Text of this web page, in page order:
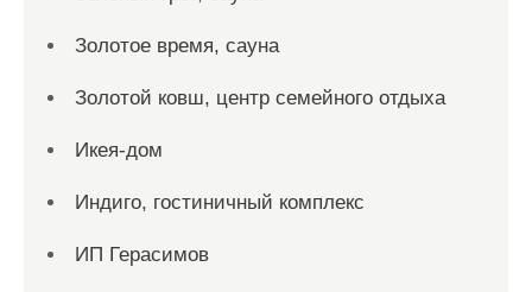
Золотое время, сауна
Золотой ковш, центр семейного отдыха
Икея-дом
Индиго, гостиничный комплекс
ИП Герасимов